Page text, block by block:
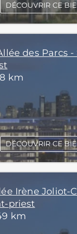
DÉCOUVRIR CE
des Parcs
km
DÉCOUVRIR CE
Irène Joliot-
priest
km